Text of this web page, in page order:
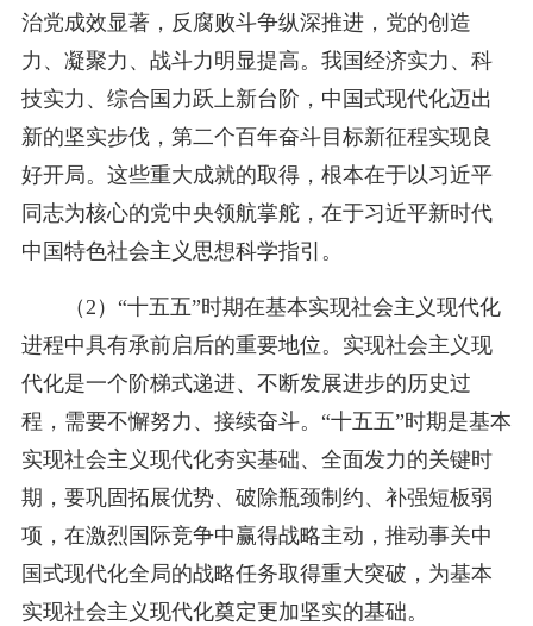
治党成效显著，反腐败斗争纵深推进，党的创造
力、凝聚力、战斗力明显提高。我国经济实力、科
技实力、综合国力跃上新台阶，中国式现代化迈出
新的坚实步伐，第二个百年奋斗目标新征程实现良
好开局。这些重大成就的取得，根本在于以习近平
同志为核心的党中央领航掌舵，在于习近平新时代
中国特色社会主义思想科学指引。
（2）“十五五”时期在基本实现社会主义现代化
进程中具有承前启后的重要地位。实现社会主义现
代化是一个阶梯式递进、不断发展进步的历史过
程，需要不懈努力、接续奋斗。“十五五”时期是基本
实现社会主义现代化夯实基础、全面发力的关键时
期，要巩固拓展优势、破除瓶颈制约、补强短板弱
项，在激烈国际竞争中赢得战略主动，推动事关中
国式现代化全局的战略任务取得重大突破，为基本
实现社会主义现代化奠定更加坚实的基础。